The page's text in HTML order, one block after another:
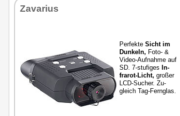
Za­va­ri­us
Per­fek­te Sicht im
Dun­keln, Fo­to- &
Vi­deo-Auf­nah­me auf
SD. 7-stu­fi­ges In­
fra­rot-Licht, gro­ßer
LCD-Su­cher. Zu­
gleich Tag-Fern­glas.